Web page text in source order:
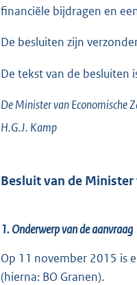
financiële bijdragen en
De besluiten zijn
De tekst van de besluiten
De Minister van Economische
H.G.J. Kamp
Besluit van de Minister
1. Onderwerp van de aanvraag
Op 11 november 2015 is
(hierna: BO Granen).